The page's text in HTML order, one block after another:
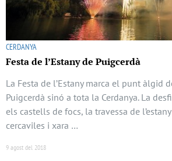
CERDANYA
Festa de l’Estany de Puigcerdà
La Festa de l’Estany marca el punt àlgid
Puigcerdà sinó a tota la Cerdanya. La
els castells de focs, la travessa de
cercaviles i xara …
9 agost del 2018